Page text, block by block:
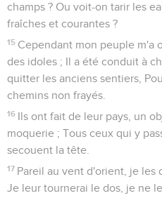
champs ? Ou voit-on tarir les
fraîches et courantes ?
15 Cependant mon peuple m'a
des idoles ; Il a été conduit à
quitter les anciens sentiers,
chemins non frayés.
16 Ils ont fait de leur pays, un
moquerie ; Tous ceux qui y
secouent la tête.
17 Pareil au vent d'orient, je les
Je leur tournerai le dos, je ne